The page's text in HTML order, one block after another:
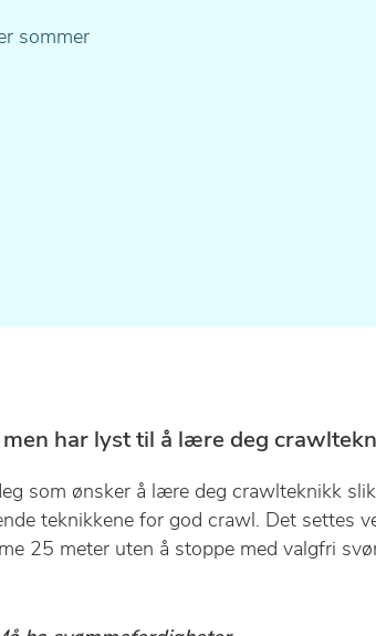
sommer
men har lyst til å lære deg
som ønsker å lære deg crawlteknikk
teknikkene for god crawl. Det settes
25 meter uten å stoppe med valgfri